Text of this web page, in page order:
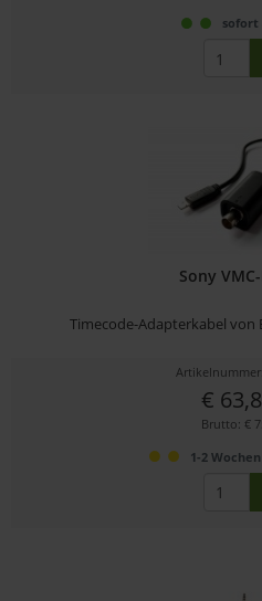
sofort
Sony
Timecode-Adapterkabel von
€
Brutto: €
1-2